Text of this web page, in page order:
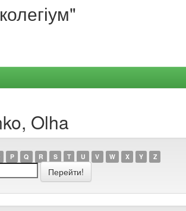
Olha
P Q R S T U V W X Y Z